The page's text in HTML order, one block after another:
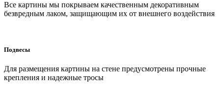
Все картины мы покрываем качественным декоративным
безвредным лаком, защищающим их от внешнего воздействия
Подвесы
Для размещения картины на стене предусмотрены прочные
крепления и надежные тросы